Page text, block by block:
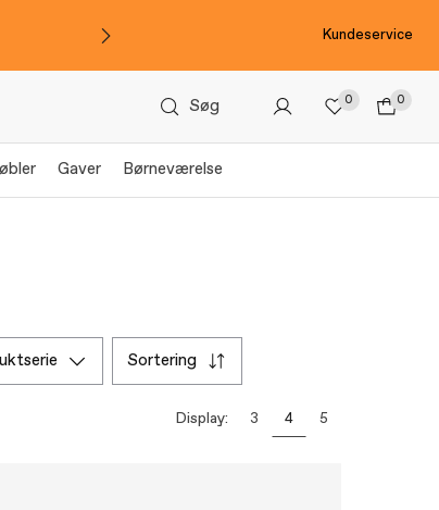
Kundeservice
Søg 0 0
Gaver Børneværelse
sortering
Display: 3 4 5